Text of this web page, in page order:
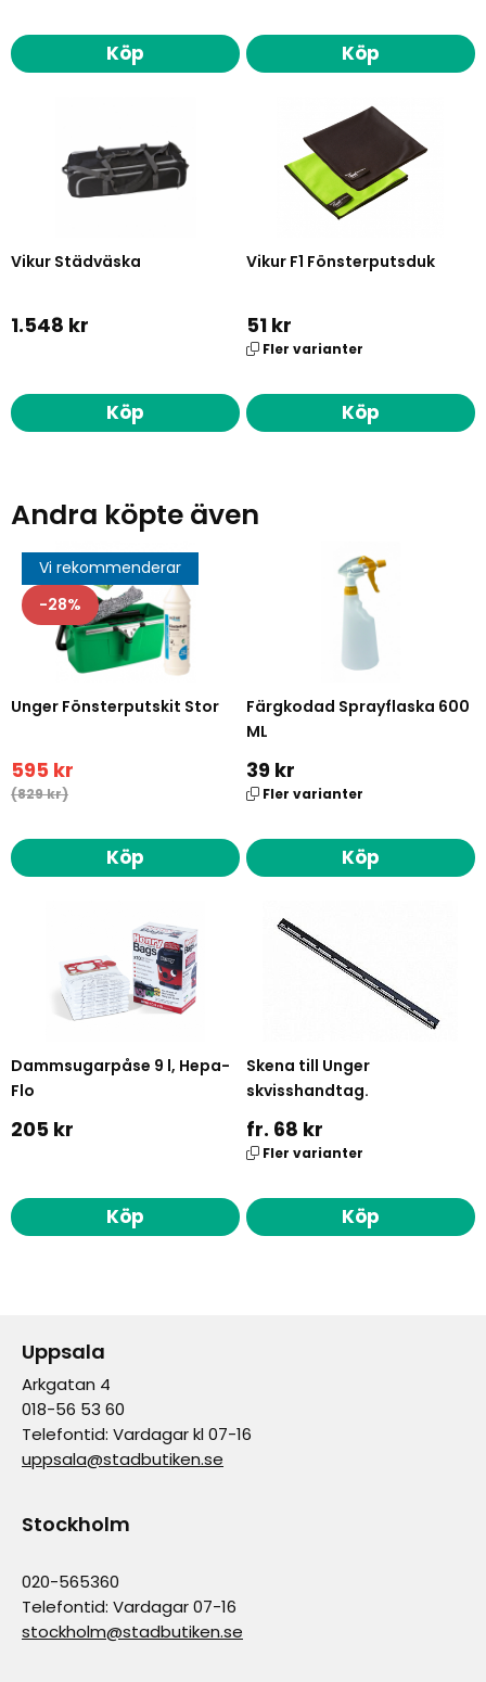
Köp Köp
Vikur Städväska
1.548 kr
Köp
Vikur F1 Fönsterputsduk
51 kr
Fler varianter
Köp
Andra köpte även
Vi rekommenderar
28
Unger Fönsterputskit Stor
595 kr
(829 kr)
Köp
Färgkodad Sprayflaska 600
ML
39 kr
Fler varianter
Köp
Dammsugarpåse 9 l, Hepa-
Flo
205 kr
Köp
Skena till Unger
skvisshandtag.
fr. 68 kr
Fler varianter
Köp
Uppsala
Arkgatan 4
018-56 53 60
Telefontid: Vardagar kl 07-16
uppsala@stadbutiken.se
Stockholm
020-565360
Telefontid: Vardagar 07-16
stockholm@stadbutiken.se